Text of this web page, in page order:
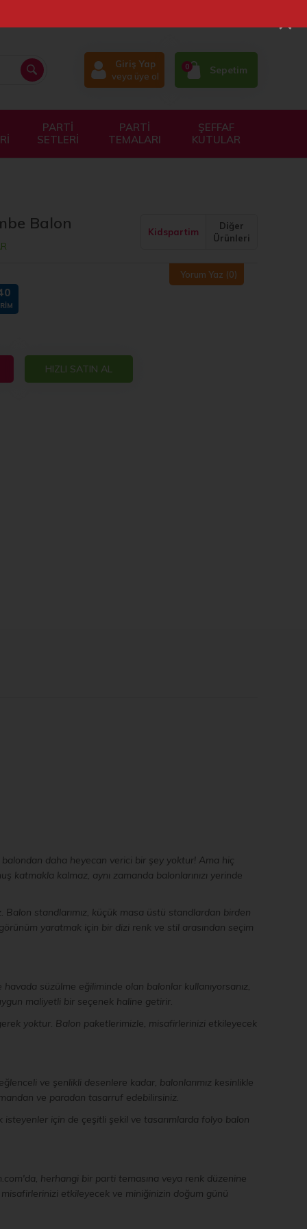
Giriş Yap
veya üye ol
0 Sepetim
PARTİ
SETLERİ
PARTİ
TEMALARI
ŞEFFAF
KUTULAR
Balon Kidspartim
Diğer
Ürünleri
Yorum Yaz (0)
HIZLI SATIN AL
balondan daha heyecan verici bir şey yoktur! Ama hiç
katmakla kalmaz, aynı zamanda balonlarınızı yerinde
standlarımız, küçük masa üstü standlardan birden
yaratmak için bir dizi renk ve stil arasından seçim
süzülme eğiliminde olan balonlar kullanıyorsanız,
maliyetli bir seçenek haline getirir.
yoktur. Balon paketlerimizle, misafirlerinizi etkileyecek
ve şenlikli desenlere kadar, balonlarımız kesinlikle
ve paradan tasarruf edebilirsiniz.
için de çeşitli şekil ve tasarımlarda folyo balon
herhangi bir parti temasına veya renk düzenine
misafirlerinizi etkileyecek ve miniğinizin doğum günü
×